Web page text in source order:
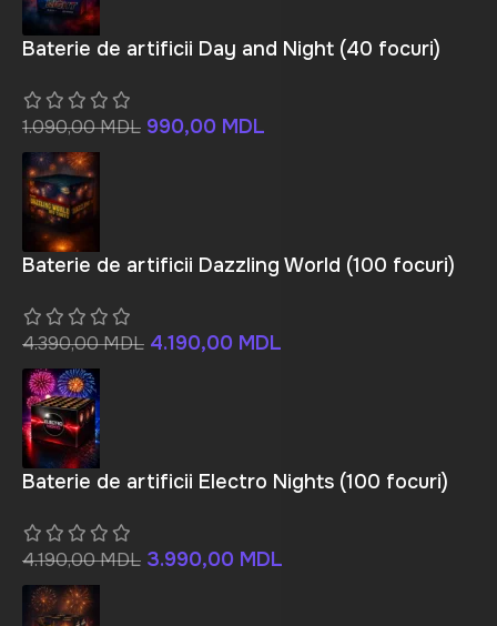
Baterie de artificii Day and Night (40 focuri)
1.090,00MDL 990,00 MDL
Baterie de artificii Dazzling World (100 focuri)
4.390,00MDL 4.190,00 MDL
Baterie de artificii Electro Nights (100 focuri)
4.190,00MDL 3.990,00 MDL